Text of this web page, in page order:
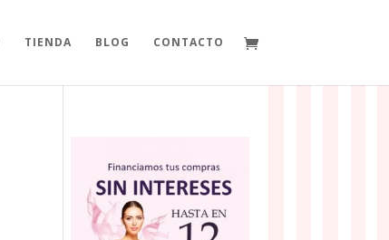
TIENDA BLOG CONTACTO